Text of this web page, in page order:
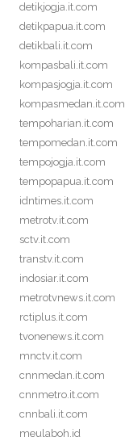
detikjogja.it.com
detikpapua.it.com
detikbali.it.com
kompasbali.it.com
kompasjogja.it.com
kompasmedan.it.com
tempoharian.it.com
tempomedan.it.com
tempojogja.it.com
tempopapua.it.com
idntimes.it.com
metrotv.it.com
sctv.it.com
transtv.it.com
indosiar.it.com
metrotvnews.it.com
rctiplus.it.com
tvonenews.it.com
mnctv.it.com
cnnmedan.it.com
cnnmetro.it.com
cnnbali.it.com
meulaboh.id